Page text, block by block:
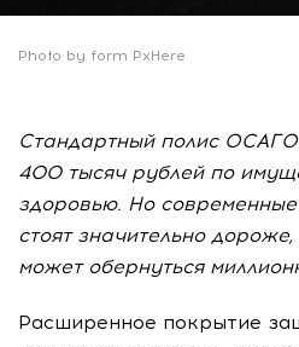
Photo by form PxHere
Стандартный полис
400 тысяч рублей по
здоровью. Но
стоят значительно
может обернуться
Расширенное покрытие